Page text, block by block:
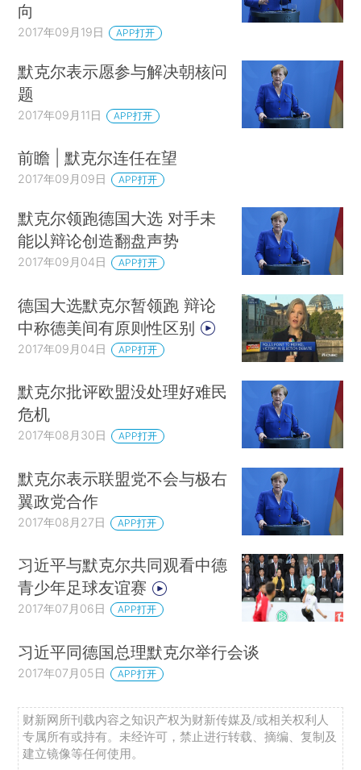
向
2017年09月19日 APP打开
默克尔表示愿参与解决朝核问
题
2017年09月11日 APP打开
前瞻 | 默克尔连任在望
2017年09月09日 APP打开
默克尔领跑德国大选 对手未
能以辩论创造翻盘声势
2017年09月04日 APP打开
德国大选默克尔暂领跑 辩论
中称德美间有原则性区别
2017年09月04日 APP打开
默克尔批评欧盟没处理好难民
危机
2017年08月30日 APP打开
默克尔表示联盟党不会与极右
翼政党合作
2017年08月27日 APP打开
习近平与默克尔共同观看中德
青少年足球友谊赛
2017年07月06日 APP打开
习近平同德国总理默克尔举行会谈
2017年07月05日 APP打开
财新网所刊载内容之知识产权为财新传媒及/或相关权利人
专属所有或持有。未经许可，禁止进行转载、摘编、复制及
建立镜像等任何使用。